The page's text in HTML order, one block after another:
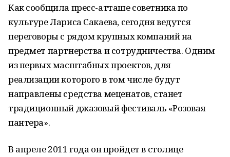
Как сообщила пресс-атташе советника по
культуре Лариса Сакаева, сегодня ведутся
переговоры с рядом крупных компаний на
предмет партнерства и сотрудничества. Одним
из первых масштабных проектов, для
реализации которого в том числе будут
направлены средства меценатов, станет
традиционный джазовый фестиваль «Розовая
пантера».
В апреле 2011 года он пройдет в столице